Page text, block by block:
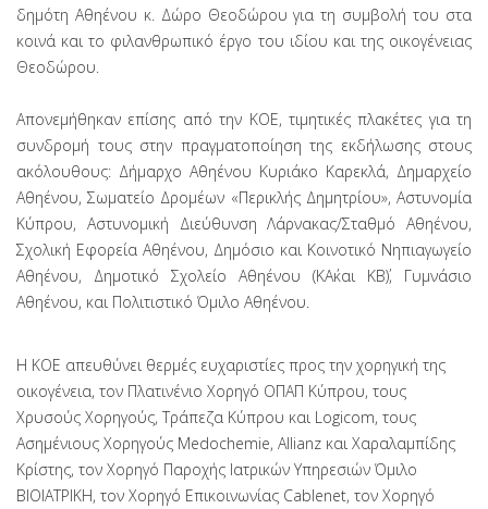
δημότη Αθηένου κ. Δώρο Θεοδώρου για τη συμβολή του στα
κοινά και το φιλανθρωπικό έργο του ιδίου και της οικογένειας
Θεοδώρου.
Απονεμήθηκαν επίσης από την ΚΟΕ, τιμητικές πλακέτες για τη
συνδρομή τους στην πραγματοποίηση της εκδήλωσης στους
ακόλουθους: Δήμαρχο Αθηένου Κυριάκο Καρεκλά, Δημαρχείο
Αθηένου, Σωματείο Δρομέων «Περικλής Δημητρίου», Αστυνομία
Κύπρου, Αστυνομική Διεύθυνση Λάρνακας/Σταθμό Αθηένου,
Σχολική Εφορεία Αθηένου, Δημόσιο και Κοινοτικό Νηπιαγωγείο
Αθηένου, Δημοτικό Σχολείο Αθηένου (ΚΑ΄και ΚΒ΄), Γυμνάσιο
Αθηένου, και Πολιτιστικό Όμιλο Αθηένου.
Η ΚΟΕ απευθύνει θερμές ευχαριστίες προς την χορηγική της
οικογένεια, τον Πλατινένιο Χορηγό ΟΠΑΠ Κύπρου, τους
Χρυσούς Χορηγούς, Τράπεζα Κύπρου και Logicom, τους
Ασημένιους Χορηγούς Medochemie, Allianz και Χαραλαμπίδης
Κρίστης, τον Χορηγό Παροχής Ιατρικών Υπηρεσιών Όμιλο
ΒΙΟΙΑΤΡΙΚΗ, τον Χορηγό Επικοινωνίας Cablenet, τον Χορηγό